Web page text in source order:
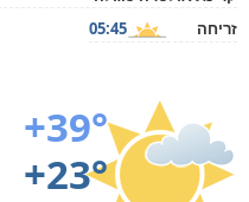
זריחה
05:45
+39°
+23°